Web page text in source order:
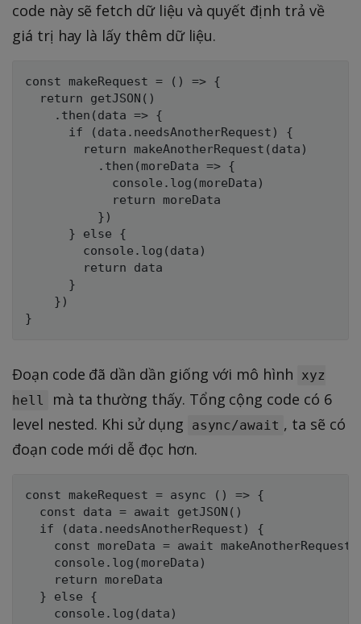
code này sẽ fetch dữ liệu và quyết định trả về
giá trị hay là lấy thêm dữ liệu.
const makeRequest = () => {
  return getJSON()
    .then(data => {
      if (data.needsAnotherRequest) {
        return makeAnotherRequest(data)
          .then(moreData => {
            console.log(moreData)
            return moreData
          })
      } else {
        console.log(data)
        return data
      }
    })
Đoạn code đã dần dần giống với mô hình
xyz
hell
mà ta thường thấy. Tổng cộng code có 6
level nested. Khi sử dụng
async/await , ta sẽ có
đoạn code mới dễ đọc hơn.
const makeRequest = async () => {
  const data = await getJSON()
  if (data.needsAnotherRequest) {
const moreData = await
    console.log(moreData)
    return moreData
  } else {
    console.log(data)